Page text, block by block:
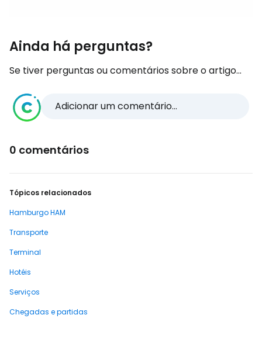
Ainda há perguntas?
Se tiver perguntas ou comentários sobre o artigo...
Adicionar um comentário...
0 comentários
Tópicos relacionados
Hamburgo HAM
Transporte
Terminal
Hotéis
Serviços
Chegadas e partidas